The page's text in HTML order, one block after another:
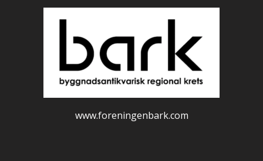
www.foreningenbark.com